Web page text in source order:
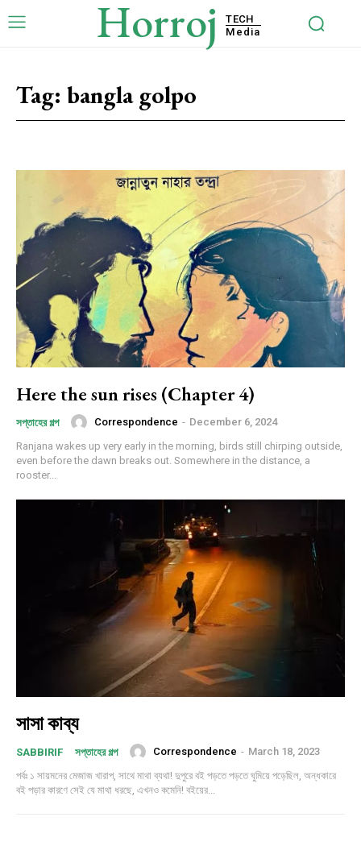
Horroj
TECH
Media
Tag: bangla golpo
Here the sun rises (Chapter 4)
সপ্তাহের গল্প Correspondence - December 6, 2024
Ranjana wakes up very early in the morning, birds still chirping outside,
even before the dawn breaks out. Somewhere in the distance, a
rooster...
সাসা কাব্য
SABBIRIF সপ্তাহের গল্প Correspondence - March 18, 2023
পর্বঃ ১ সায়মনের মেজাজ খারাপ, সাথে মাথা ব্যথা! দুপুরে বই পড়তে পড়তে ঘুমিয়ে পড়েছিল, অন্ধকারে
বই পড়ার কারণে সেই যে মাথা ধরছে, এখনও কমেনি! বইয়ের...